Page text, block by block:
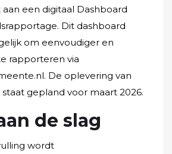
een digitaal Dashboard
Dit dashboard
om eenvoudiger en
rapporteren via
De oplevering van
gepland voor maart 2026.
de slag
wordt